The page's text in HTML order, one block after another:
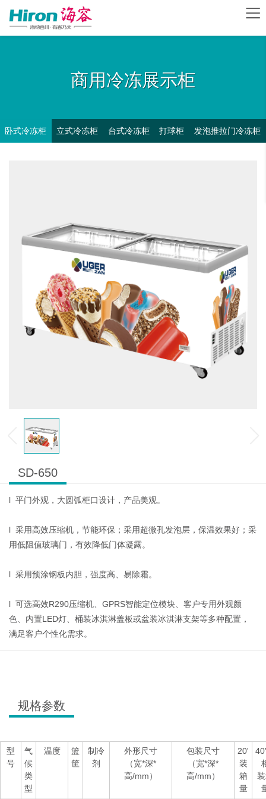
商用冷冻展示柜
卧式冷冻柜 立式冷冻柜 台式冷冻柜 打球柜 发泡推拉门冷冻柜
SD-650
l 平门外观，大圆弧柜口设计，产品美观。
l 采用高效压缩机，节能环保；采用超微孔发泡层，保温效果好；采
用低阻值玻璃门，有效降低门体凝露。
l 采用预涂钢板内胆，强度高、易除霜。
l 可选高效R290压缩机、GPRS智能定位模块、客户专用外观颜
色、内置LED灯、桶装冰淇淋盖板或盆装冰淇淋支架等多种配置，
满足客户个性化需求。
规格参数
型
号
气
候
类
型
温度
篮
筐
制冷
剂
外形尺寸
（宽*深*
高/mm）
包装尺寸
（宽*深*
高/mm）
20'
装
箱
量